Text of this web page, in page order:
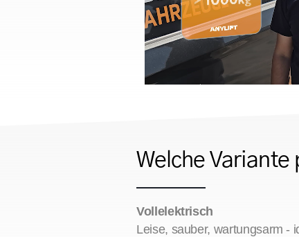
Welche Variante
Vollelektrisch
Leise, sauber, wartungsarm -